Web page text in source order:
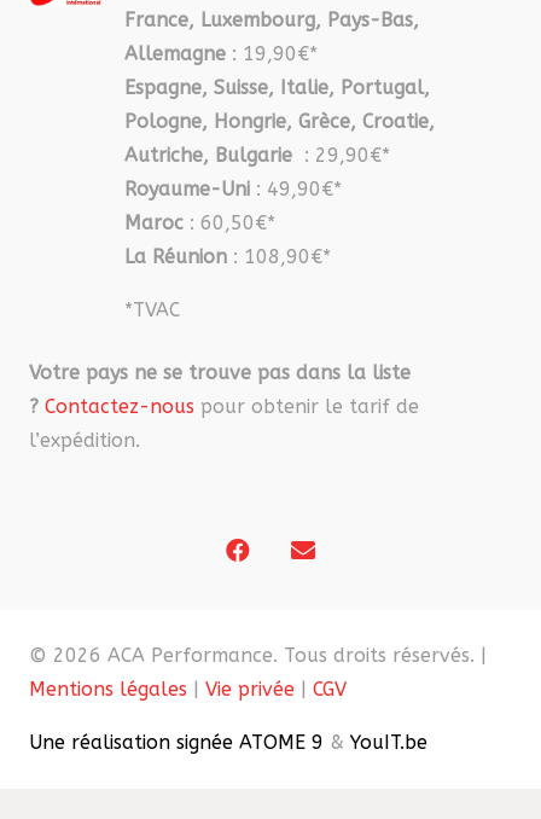
France, Luxembourg, Pays-Bas,
Allemagne : 19,90€*
Espagne, Suisse, Italie, Portugal,
Pologne, Hongrie, Grèce, Croatie,
Autriche, Bulgarie : 29,90€*
Royaume-Uni : 49,90€*
Maroc : 60,50€*
La Réunion : 108,90€*
*TVAC
Votre pays ne se trouve pas dans la liste
? Contactez-nous pour obtenir le tarif de
l’expédition.
© 2026 ACA Performance. Tous droits réservés. |
Mentions légales | Vie privée | CGV
Une réalisation signée ATOME 9 & YouIT.be